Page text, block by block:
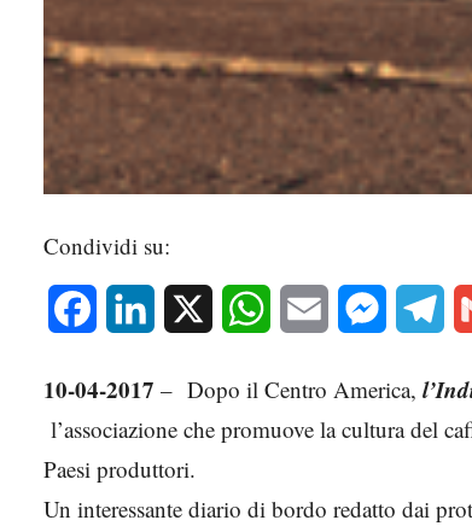
Condividi su:
Facebook LinkedIn WhatsAppEmail Messenger
10-04-2017 – Dopo il Centro America,
l’associazione che promuove la cultura del
Paesi produttori.
Un interessante diario di bordo redatto dai